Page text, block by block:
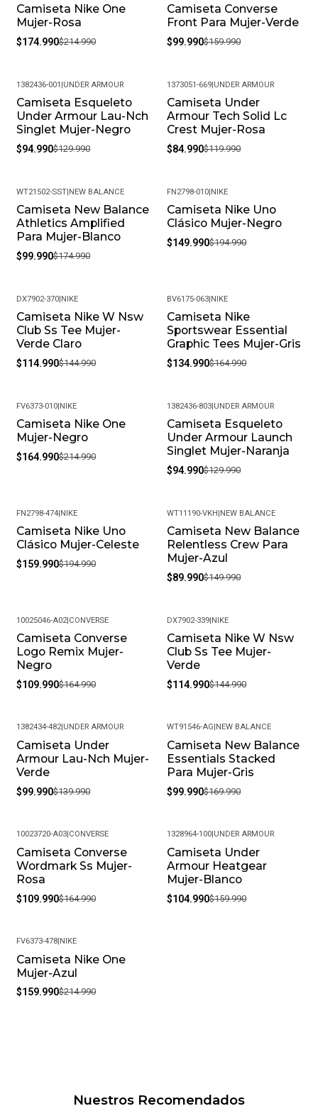
-19%
Camiseta Nike One
Mujer-Rosa
$174.990$214.990
-38%
Camiseta Converse
Front Para Mujer-Verde
$99.990$159.990
-27%
1382436-001 |UNDER ARMOUR
Camiseta Esqueleto
Under Armour Lau-Nch
Singlet Mujer-Negro
$94.990$129.990
-29%
1373051-669|UNDER ARMOUR
Camiseta Under
Armour Tech Solid Lc
Crest Mujer-Rosa
$84.990$119.990
-43%
WT21502-SST|NEW BALANCE
Camiseta New Balance
Athletics Amplified
Para Mujer-Blanco
$99.990$174.990
-23%
FN2798-010|NIKE
Camiseta Nike Uno
Clásico Mujer-Negro
$149.990$194.990
-21%
DX7902-370|NIKE
Camiseta Nike W Nsw
Club Ss Tee Mujer-
Verde Claro
$114.990$144.990
-18%
BV6175-063|NIKE
Camiseta Nike
Sportswear Essential
Graphic Tees Mujer-Gris
$134.990$164.990
-23%
FV6373-010|NIKE
Camiseta Nike One
Mujer-Negro
$164.990$214.990
-27%
1382436-803|UNDER ARMOUR
Camiseta Esqueleto
Under Armour Launch
Singlet Mujer-Naranja
$94.990$129.990
-18%
FN2798-474|NIKE
Camiseta Nike Uno
Clásico Mujer-Celeste
$159.990$194.990
-40%
WT11190-VKH|NEW BALANCE
Camiseta New Balance
Relentless Crew Para
Mujer-Azul
$89.990$149.990
-33%
10025046-A02|CONVERSE
Camiseta Converse
Logo Remix Mujer-
Negro
$109.990$164.990
-21%
DX7902-339|NIKE
Camiseta Nike W Nsw
Club Ss Tee Mujer-
Verde
$114.990$144.990
-29%
1382434-482| UNDER ARMOUR
Camiseta Under
Armour Lau-Nch Mujer-
Verde
$99.990$139.990
-41%
WT91546-AG NEW BALANCE
Camiseta New Balance
Essentials Stacked
Para Mujer-Gris
$99.990$169.990
-33%
10023720-A03| CONVERSE
Camiseta Converse
Wordmark Ss Mujer-
Rosa
$109.990$164.990
-34%
1328964-100 UNDER ARMOUR
Camiseta Under
Armour Heatgear
Mujer-Blanco
$104.990$159.990
-26%
FV6373-478| NIKE
Camiseta Nike One
Mujer-Azul
$159.990$214.990
Nuestros Recomendados